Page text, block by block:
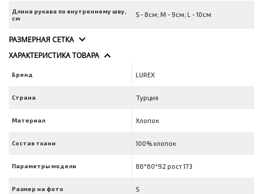
Длина рукава по внутреннему шву,
см
S - 8см; M - 9см; L - 10см
РАЗМЕРНАЯ СЕТКА
ХАРАКТЕРИСТИКА ТОВАРА
Бренд LUREX
Страна Турция
Материал Хлопок
Состав ткани 100% хлопок
Параметры модели 86*60*92 рост 173
Размер на фото S